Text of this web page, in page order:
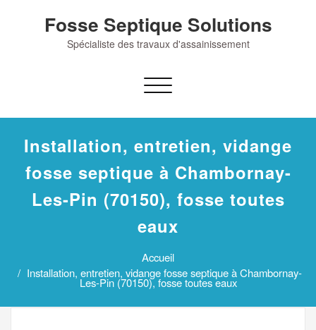
Fosse Septique Solutions
Spécialiste des travaux d'assainissement
Afficher/masquer
navigation
Installation, entretien, vidange
fosse septique à Chambornay-
Les-Pin (70150), fosse toutes
eaux
Accueil
Installation, entretien, vidange fosse septique à Chambornay-
Les-Pin (70150), fosse toutes eaux